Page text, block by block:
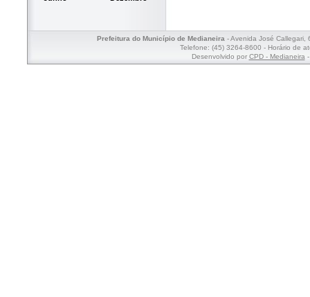
Prefeitura do Município de Medianeira- Avenida José Callegari,
Telefone: (45) 3264-8600 - Horário de
Desenvolvido por CPD - Medianeira-